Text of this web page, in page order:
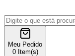
Meu Pedido
0 Item(s)